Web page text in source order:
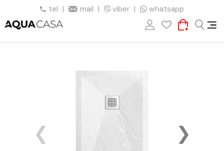
tel | mail | viber | whatsapp